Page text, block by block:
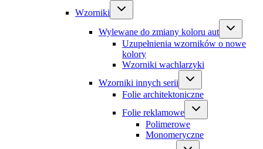
Wzorniki
Wylewane do zmiany koloru aut
Uzupełnienia wzorników o nowe
kolory
Wzorniki wachlarzyki
Wzorniki innych serii
Folie architektoniczne
Folie reklamowe
Polimerowe
Monomeryczne